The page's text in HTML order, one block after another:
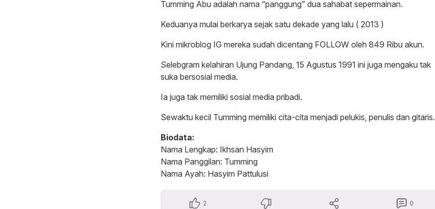
Tumming Abu adalah nama “panggung” dua sahabat sepermainan.
Keduanya mulai berkarya sejak satu dekade yang lalu ( 2013 )
Kini mikroblog IG mereka sudah dicentang FOLLOW oleh 849 Ribu akun.
Selebgram kelahiran Ujung Pandang, 15 Agustus 1991 ini juga mengaku tak
suka bersosial media.
Ia juga tak memiliki sosial media pribadi.
Sewaktu kecil Tumming memiliki cita-cita menjadi pelukis, penulis dan gitaris.
Biodata:
Nama Lengkap: Ikhsan Hasyim
Nama Panggilan: Tumming
Nama Ayah: Hasyim Pattulusi
2 0